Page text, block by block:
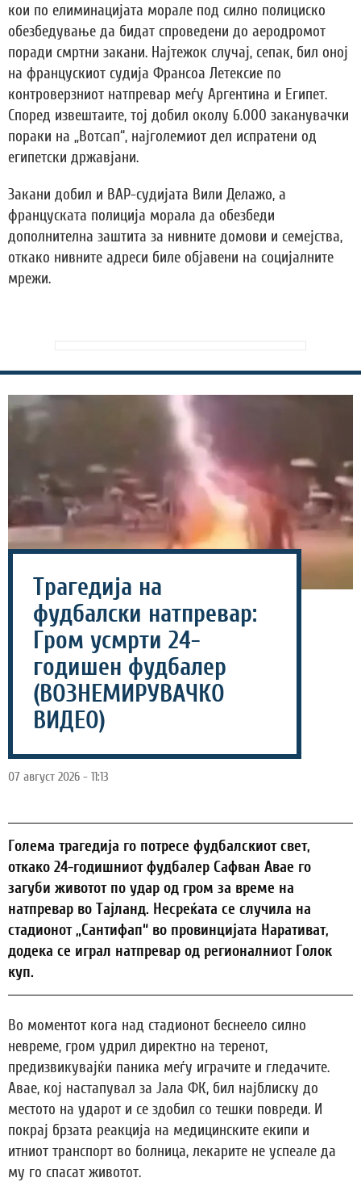
кои по елиминацијата морале под силно полициско
обезбедување да бидат спроведени до аеродромот
поради смртни закани. Најтежок случај, сепак, бил оној
на францускиот судија Франсоа Летексие по
контроверзниот натпревар меѓу Аргентина и Египет.
Според извештаите, тој добил околу 6.000 заканувачки
пораки на „Вотсап“, најголемиот дел испратени од
египетски државјани.
Закани добил и ВАР-судијата Вили Делажо, а
француската полиција морала да обезбеди
дополнителна заштита за нивните домови и семејства,
откако нивните адреси биле објавени на социјалните
мрежи.
Трагедија на
фудбалски натпревар:
Гром усмрти 24-
годишен фудбалер
(ВОЗНЕМИРУВАЧКО
ВИДЕО)
07 август 2026 - 11:13
Голема трагедија го потресе фудбалскиот свет,
откако 24-годишниот фудбалер Сафван Авае го
загуби животот по удар од гром за време на
натпревар во Тајланд. Несреќата се случила на
стадионот „Сантифап“ во провинцијата Наративат,
додека се играл натпревар од регионалниот Голок
куп.
Во моментот кога над стадионот беснеело силно
невреме, гром удрил директно на теренот,
предизвикувајќи паника меѓу играчите и гледачите.
Авае, кој настапувал за Јала ФК, бил најблиску до
местото на ударот и се здобил со тешки повреди. И
покрај брзата реакција на медицинските екипи и
итниот транспорт во болница, лекарите не успеале да
му го спасат животот.